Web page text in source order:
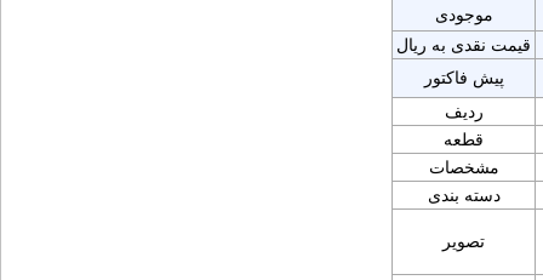
موجودی
قیمت نقدی به ریال
پیش فاکتور
ردیف
قطعه
مشخصات
دسته بندی
تصویر